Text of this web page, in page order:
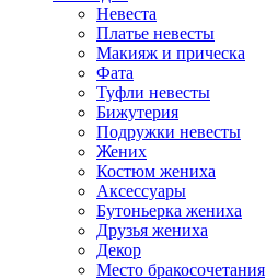
Невеста
Платье невесты
Макияж и прическа
Фата
Туфли невесты
Бижутерия
Подружки невесты
Жених
Костюм жениха
Аксессуары
Бутоньерка жениха
Друзья жениха
Декор
Место бракосочетания